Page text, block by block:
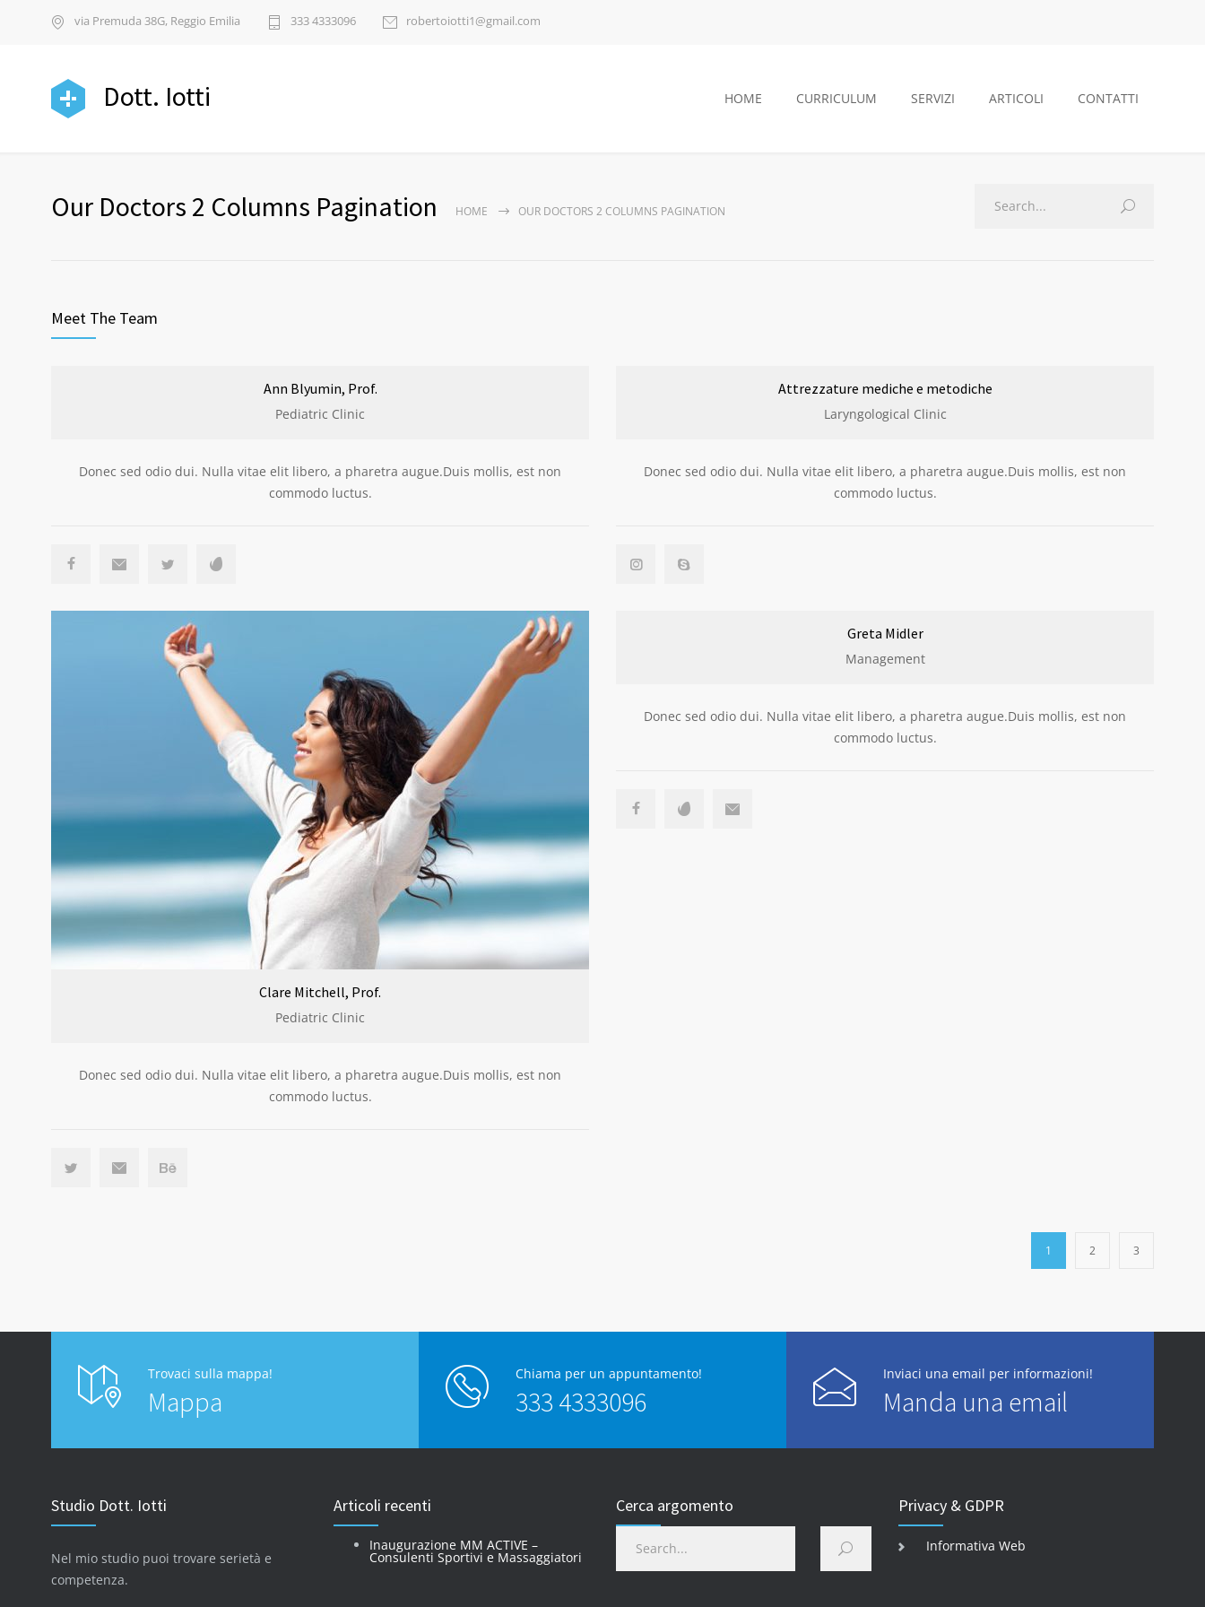
via Premuda 38G, Reggio Emilia 333 4333096 robertoiotti1@gmail.com
Dott. Iotti HOME CURRICULUM SERVIZI ARTICOLI CONTATTI
Our Doctors 2 Columns Pagination HOME OUR DOCTORS 2 COLUMNS PAGINATION
Meet The Team
Ann Blyumin, Prof.
Pediatric Clinic
Donec sed odio dui. Nulla vitae elit libero, a pharetra augue.Duis mollis, est non
commodo luctus.
Attrezzature mediche e metodiche
Laryngological Clinic
Donec sed odio dui. Nulla vitae elit libero, a pharetra augue.Duis mollis, est non
commodo luctus.
Clare Mitchell, Prof.
Pediatric Clinic
Donec sed odio dui. Nulla vitae elit libero, a pharetra augue.Duis mollis, est non
commodo luctus.
Greta Midler
Management
Donec sed odio dui. Nulla vitae elit libero, a pharetra augue.Duis mollis, est non
commodo luctus.
1 2 3
Trovaci sulla mappa!
Mappa
Chiama per un appuntamento!
333 4333096
Inviaci una email per informazioni!
Manda una email
Studio Dott. Iotti
Nel mio studio puoi trovare serietà e
competenza.
Articoli recenti
Inaugurazione MM ACTIVE –
Consulenti Sportivi e Massaggiatori
Cerca argomento Privacy & GDPR
Informativa Web